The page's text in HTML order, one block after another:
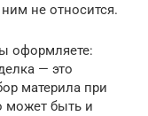
не относится.
оформляете:
— это
материла при
может быть и